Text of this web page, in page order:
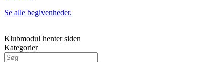
Se alle begivenheder.
Klubmodul henter siden
Kategorier